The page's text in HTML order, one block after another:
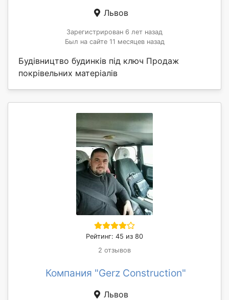
Львов
Зарегистрирован 6 лет назад
Был на сайте 11 месяцев назад
Будівництво будинків під ключ Продаж
покрівельних матеріалів
Рейтинг: 45 из 80
2 отзывов
Компания "Gerz Construction"
Львов